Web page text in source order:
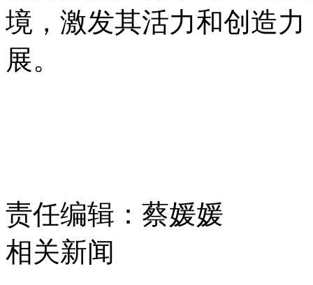
境，激发其活力和创造
展。
责任编辑：蔡媛媛
相关新闻